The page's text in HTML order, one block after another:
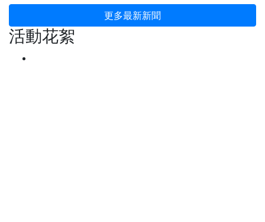
更多最新新聞
活動花絮